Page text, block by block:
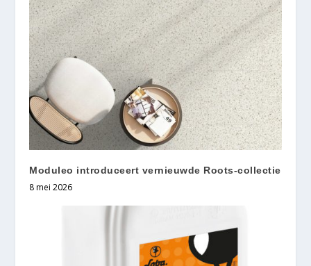
Moduleo introduceert vernieuwde Roots-collectie
8 mei 2026